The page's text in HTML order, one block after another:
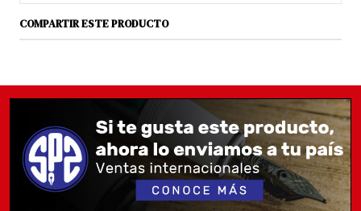
COMPARTIR ESTE PRODUCTO